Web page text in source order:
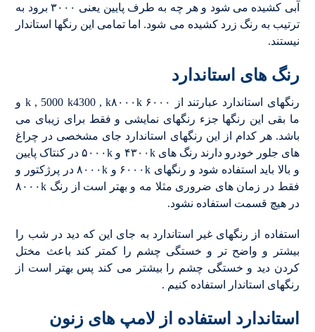
آبی کشیده می شود و هر چه به طرف پایین یعنی ۳۰۰۰ برود به
ترتیب به رنگ زرد کشیده می شود. اما تمامی این رنگها استاندار
نیستند.
رنگ های استاندارد
رنگهای استاندارد عبارتند از ۶۰۰۰ k , 5000 k4300 , k۸۰۰۰k و
ما بقی این رنگها جزء رنگهای نمایشی و فقط برای زیبای می
باشد. هر کدام از این رنگهای استاندارد جای مشخصی در چراغ
های جلور خودرو دارند رنگ های ۴۳۰۰k و ۵۰۰۰k در کنتاک پایین
و بالا باید استفاده شود و رنگهای ۶۰۰۰k و ۸۰۰۰k در پرژکتور و
فقط در زمان های ضروری مثلا مه و بهتر است از رنگ ۸۰۰۰k
در هیچ قسمت استفاده نشود.
استفاده از رنگهای غیر استاندارد به جای این که دید در شب را
بیشتر و واضح تر و خستگی چشم را کمتر کند باعث مختل
کردن دید و خستگی چشم را بیشتر می کند پس بهتر است از
رنگهای استاندار استفاده کنیم .
استاندارد استفاده از لامپ های زنون